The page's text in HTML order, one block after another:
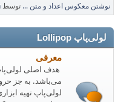
نوشتن معکوس اعداد و متن ... توسط
لولی‌پاپ Lollipop
معرفی
می‌باشد. به جز
لولی‌پاپ تهیه